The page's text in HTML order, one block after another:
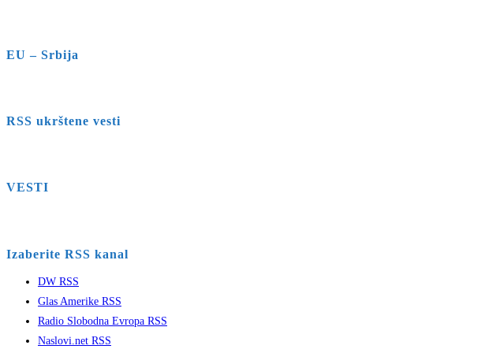
EU – Srbija
RSS ukrštene vesti
VESTI
Izaberite RSS kanal
DW RSS
Glas Amerike RSS
Radio Slobodna Evropa RSS
Naslovi.net RSS